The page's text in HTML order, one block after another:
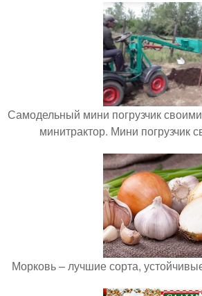
Самодельный мини погрузчик
минитрактор. Мини погрузчик
Морковь – лучшие сорта,